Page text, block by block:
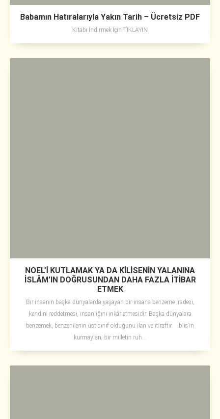
Babamın Hatıralarıyla Yakın Tarih – Ücretsiz PDF
Kitabı İndirmek İçin TIKLAYIN
NOEL’İ KUTLAMAK YA DA KİLİSENİN YALANINA
İSLÂM’IN DOĞRUSUNDAN DAHA FAZLA İTİBAR
ETMEK
Bir insanın başka dünyalarda yaşayan bir insana benzeme iradesi,
kendini reddetmesi, insanlığını inkâr etmesidir. Başka dünyalara
benzemek, benzenilenin üst sınıf olduğunu ilan ve itiraftır. İblis’in
kurmayları, bir milletin ruh...